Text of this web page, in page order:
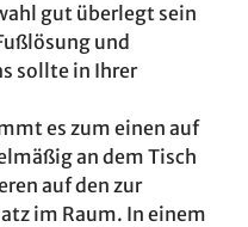
gut überlegt sein
und
sollte in Ihrer
es zum einen auf
an dem Tisch
auf den zur
im Raum. In einem